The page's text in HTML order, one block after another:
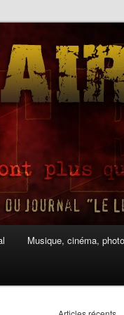
Musique, cinéma,